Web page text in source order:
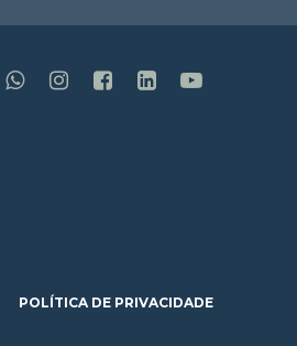
POLÍTICA DE PRIVACIDADE